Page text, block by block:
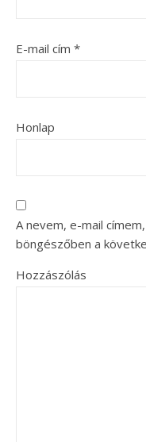
E-mail cím *
Honlap
A nevem, e-mail
böngészőben a
Hozzászólás